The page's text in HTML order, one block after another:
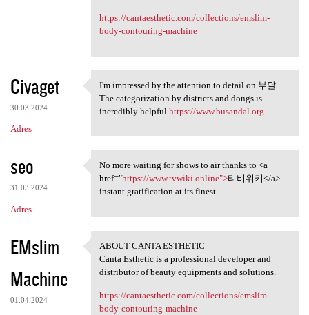
https://cantaesthetic.com/collections/emslim-
body-contouring-machine
Civaget
30.03.2024
Adres
I'm impressed by the
I'm impressed by the attention to detail on 부달.
The categorization by districts and dongs is
incredibly helpful. https://www.busandal.org
seo
31.03.2024
Adres
No more waiting for shows to
No more waiting for shows to air thanks to <a
href="https://www.tvwiki.online">티비위키</a>—
instant gratification at its finest.
EMslim
Machine
01.04.2024
ABOUT CANTA ESTHETIC
ABOUT CANTA ESTHETIC
Canta Esthetic is a professional developer and
distributor of beauty equipments and solutions.
https://cantaesthetic.com/collections/emslim-
body-contouring-machine